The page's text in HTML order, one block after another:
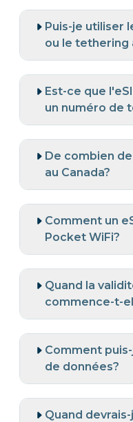
Puis-je utiliser
ou le tethering
Est-ce que
un numéro de
De combien
au Canada?
Comment un
Pocket WiFi?
Quand la
commence-t-
Comment
de données?
Quand